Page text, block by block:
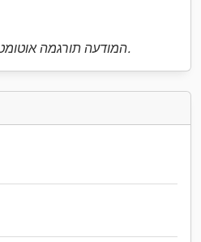
המודעה תורגמה אוטומטית. ייתכנו שגיאות בתרגום.